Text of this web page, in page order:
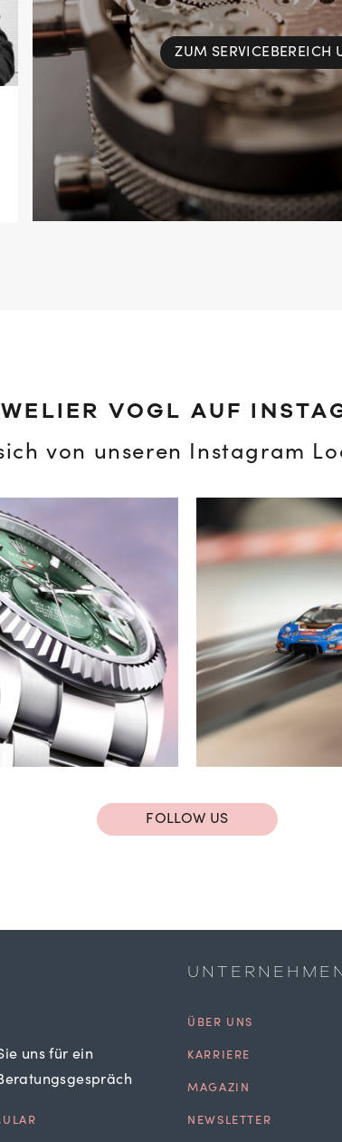
ZUM SERVICEBEREICH
VOGL AUF
von unseren Instagram
FOLLOW US
uns für ein
ÜBER UNS
KARRIERE
MAGAZIN
NEWSLETTER